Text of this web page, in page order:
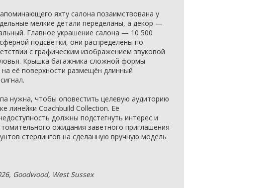
яхту салона позаимствована у
мелкие детали переделаны, а декор —
Главное украшение салона — 10 500
подсветки, они распределены по
с графическим изображением звуковой
Крышка багажника сложной формы
её поверхности размещён длинный
нужна, чтобы оповестить целевую аудиторию
линейки Coachbuild Collection. Её
должны подстегнуть интерес и
томительного ожидания заветного приглашения
стерлингов на сделанную вручную модель
Goodwood, West Sussex